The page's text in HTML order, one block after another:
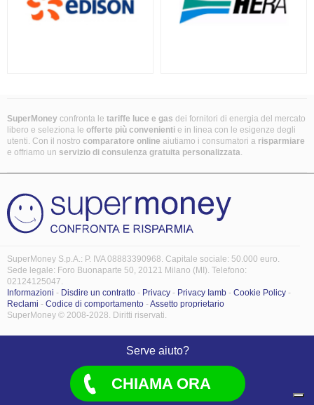
SuperMoney confronta le tariffe luce e gas dei fornitori di energia del mercato
libero e seleziona le offerte più convenienti e in linea con le esigenze degli
utenti. Con il nostro comparatore online aiutiamo i consumatori a risparmiare
e offriamo un servizio di consulenza gratuita personalizzata.
SuperMoney S.p.A.: P. IVA 08883390968. Capitale sociale: 50.000 euro.
Sede legale: Foro Buonaparte 50, 20121 Milano (MI). Telefono:
02124125047.
Informazioni - Disdire un contratto - Privacy - Privacy Iamb - Cookie Policy -
Reclami - Codice di comportamento -Assetto proprietario
SuperMoney © 2008-2028. Diritti riservati.
Serve aiuto?
CHIAMA ORA